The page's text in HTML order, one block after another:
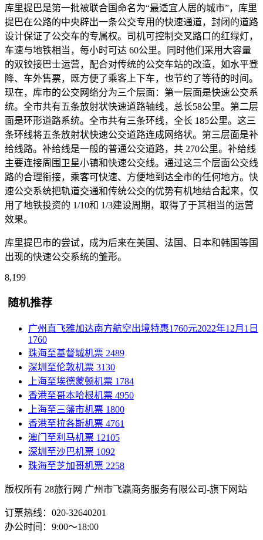
库里提巴是第一批被联合国命名为“最适宜人居的城市”，库里
提巴在公路的中央辟出一条公交专用的快速通道，封闭的道路
设计保证了公交车的专属权。司机可控制交叉路口的红绿灯，
车速与地铁相当，每小时可达 60公里。同时他们采用大容量
的双铰接巴士运营，配合对传统的公交车站的改造，如水平登
降、车外售票，既方便了乘客上下车，也节约了等待的时间。
现在，库市的公交网络分为三个层面：第一层面是快速公交系
统。全市共有五条放射状快速道路轴线，总长58公里。第二层
面是环形道路系统。全市共有三条环线，全长 185公里。这三
条环线将五条放射状快速公交道路连成网络状。第三层面是补
给线路。补给线是一般的普通公交道路，共 270公里。补给线
主要连接周围卫星小镇和快速公交线。通过这三个层面公交线
路的合理衔接，乘客可快速、方便地到达全市的任何地方。快
速公交系统把轨道交通和传统公交的优势有机地结合起来，仅
用了地铁投资的 1/10和 1/3建设周期，取得了于其相当的运营
效果。
库里提巴市的尝试，成为后来在美国、法国、日本和韩国等国
出现的快速公交系统的雏形。
8,199
随机推荐
广州直飞雅加达南方航空出境特惠1760元2022年12月1日
1760
珠海至基督城机票 2489
深圳至伦敦机票 3130
上海至埃德蒙顿机票 1784
香港至哥本哈根机票 4950
上海至三藩市机票 1800
香港至拉各斯机票 4761
澳门至利马机票 12105
深圳至沙巴机票 1092
珠海至芝加哥机票 2258
版权所有 28旅行网 广州市飞瀛商务服务有限公司-旗下网站
订票热线：020-32640201
办公时间：9:00～18:00